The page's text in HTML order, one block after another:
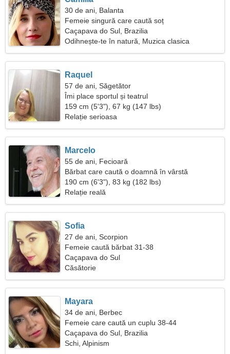
30 de ani, Balanta
Femeie singură care caută soț
Caçapava do Sul, Brazilia
Odihnește-te în natură, Muzica clasica
Raquel
57 de ani, Săgetător
Îmi place sportul și teatrul
159 cm (5'3"), 67 kg (147 lbs)
Relație serioasa
Marcelo
55 de ani, Fecioară
Bărbat care caută o doamnă în vârstă
190 cm (6'3"), 83 kg (182 lbs)
Relație reală
Sofia
27 de ani, Scorpion
Femeie caută bărbat 31-38
Caçapava do Sul
Căsătorie
Mayara
34 de ani, Berbec
Femeie care caută un cuplu 38-44
Caçapava do Sul, Brazilia
Schi, Alpinism